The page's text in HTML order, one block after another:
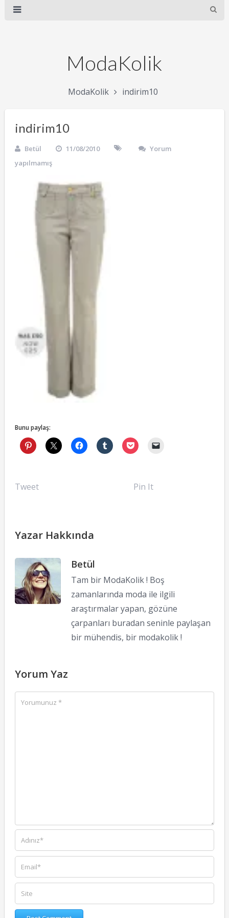
ModaKolik
ModaKolik indirim10
indirim10
Betül 11/08/2010
Yorum
yapılmamış
Bunu paylaş:
Tweet Pin It
Yazar Hakkında
Betül
Tam bir ModaKolik ! Boş
zamanlarında moda ile ilgili
araştırmalar yapan, gözüne
çarpanları buradan seninle paylaşan
bir mühendis, bir modakolik !
Yorum Yaz